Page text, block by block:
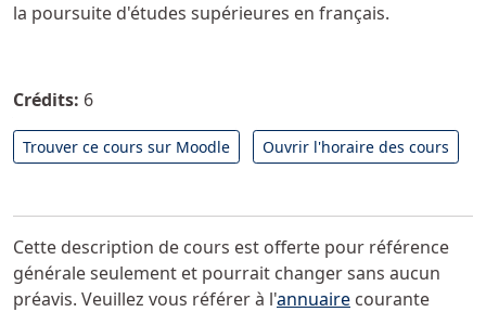
la poursuite d'études supérieures en français.
Crédits: 6
Trouver ce cours sur Moodle Ouvrir l'horaire des cours
Cette description de cours est offerte pour référence
générale seulement et pourrait changer sans aucun
préavis. Veuillez vous référer à l'annuaire courante